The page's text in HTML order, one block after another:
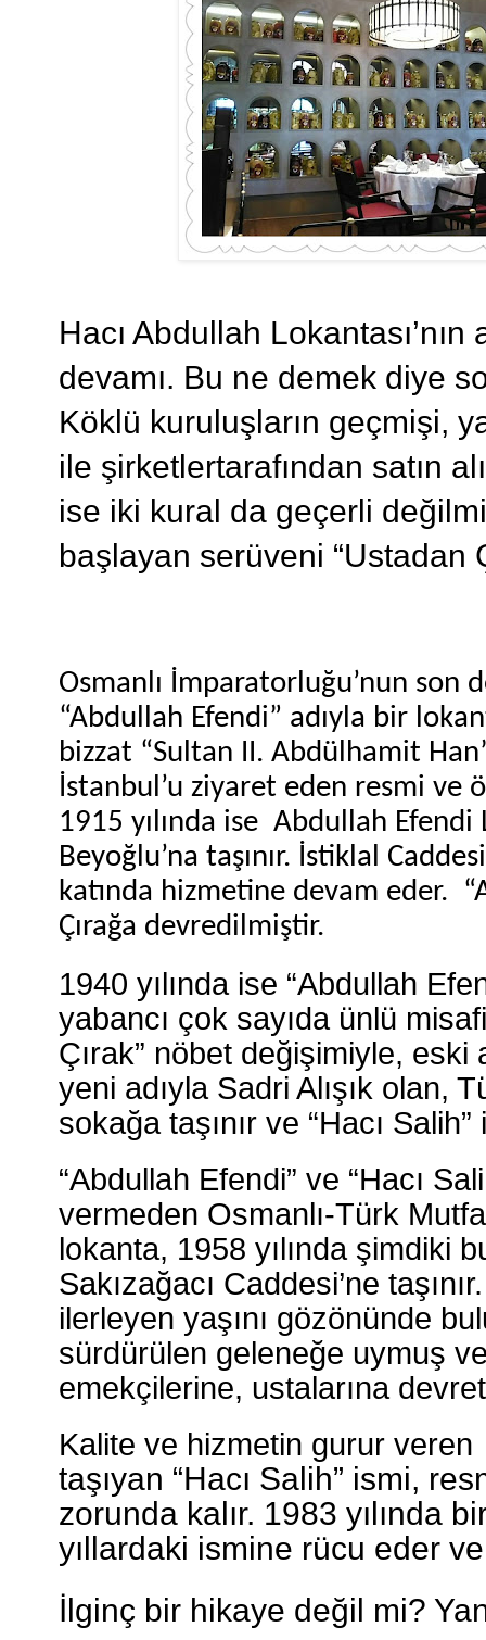
Hacı Abdullah Lokantası’nın
devamı. Bu ne demek diye
Köklü kuruluşların geçmişi,
ile şirketlertarafından satın
ise iki kural da geçerli
başlayan serüveni “Ustadan
Osmanlı İmparatorluğu’nun son
“Abdullah Efendi” adıyla bir
bizzat “Sultan II. Abdülhamit
İstanbul’u ziyaret eden resmi ve
1915 yılında ise Abdullah Efendi
Beyoğlu’na taşınır. İstiklal
katında hizmetine devam eder.
Çırağa devredilmiştir.
1940 yılında ise “Abdullah
yabancı çok sayıda ünlü
Çırak” nöbet değişimiyle,
yeni adıyla Sadri Alışık olan,
sokağa taşınır ve “Hacı Salih”
“Abdullah Efendi” ve “Hacı
vermeden Osmanlı-Türk
lokanta, 1958 yılında şimdiki
Sakızağacı Caddesi’ne
ilerleyen yaşını gözönünde
sürdürülen geleneğe uymuş
emekçilerine, ustalarına
Kalite ve hizmetin gurur veren
taşıyan “Hacı Salih” ismi,
zorunda kalır. 1983 yılında
yıllardaki ismine rücu eder ve
İlginç bir hikaye değil mi?